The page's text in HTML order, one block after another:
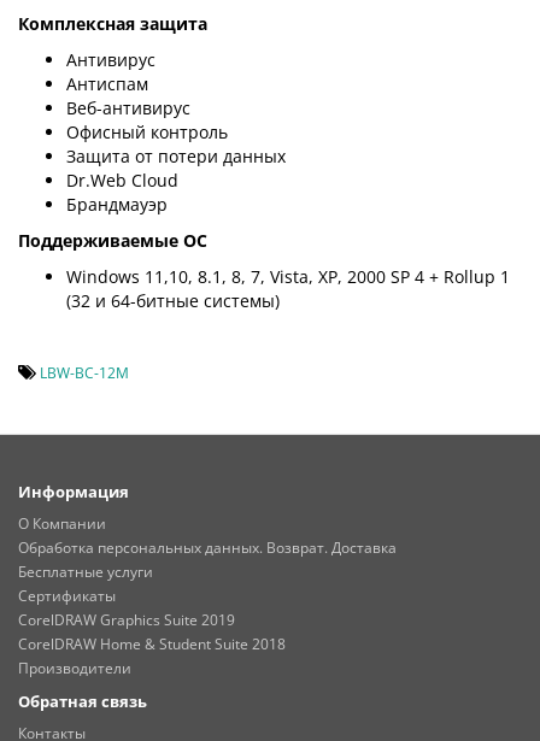
Комплексная защита
Антивирус
Антиспам
Веб-антивирус
Офисный контроль
Защита от потери данных
Dr.Web Cloud
Брандмауэр
Поддерживаемые ОС
Windows 11,10, 8.1, 8, 7, Vista, XP, 2000 SP 4 + Rollup 1
(32 и 64-битные системы)
LBW-BC-12M
Информация
О Компании
Обработка персональных данных. Возврат. Доставка
Бесплатные услуги
Сертификаты
CorelDRAW Graphics Suite 2019
CorelDRAW Home & Student Suite 2018
Производители
Обратная связь
Контакты